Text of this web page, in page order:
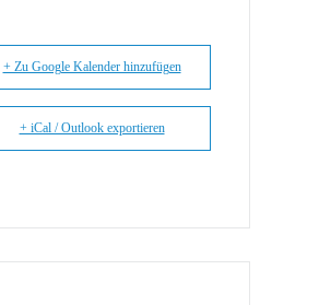
+ Zu Google Kalender hinzufügen
+ iCal / Outlook exportieren